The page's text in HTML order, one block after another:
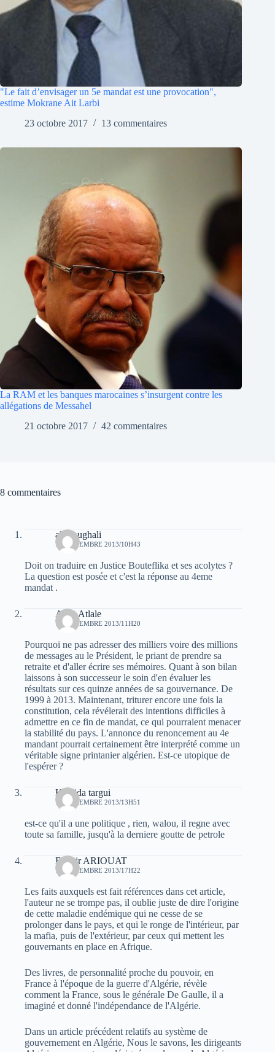
"Le fait d’envisager un 5e mandat est une provocation",
estime Mokrane Ait Larbi
23 octobre 2017
13 commentaires
La RAM et les banques marocaines s’insurgent contre les
allégations de Messahel
21 octobre 2017
42 commentaires
8 commentaires
ali Foughali
10 NOVEMBRE 2013/10H43
Doit on traduire en Justice Bouteflika et ses acolytes ?
La question est posée et c'est la réponse au 4eme
mandat .
Atala Atlale
10 NOVEMBRE 2013/11H20
Pourquoi ne pas adresser des milliers voire des millions
de messages au le Président, le priant de prendre sa
retraite et d'aller écrire ses mémoires. Quant à son bilan
laissons à son successeur le soin d'en évaluer les
résultats sur ces quinze années de sa gouvernance. De
1999 à 2013. Maintenant, triturer encore une fois la
constitution, cela révélerait des intentions difficiles à
admettre en ce fin de mandat, ce qui pourraient menacer
la stabilité du pays. L'annonce du renoncement au 4e
mandant pourrait certainement être interprété comme un
véritable signe printanier algérien. Est-ce utopique de
l'espérer ?
Khalida targui
10 NOVEMBRE 2013/13H51
est-ce qu'il a une politique , rien, walou, il regne avec
toute sa famille, jusqu'à la derniere goutte de petrole
Bachir ARIOUAT
10 NOVEMBRE 2013/17H22
Les faits auxquels est fait références dans cet article,
l'auteur ne se trompe pas, il oublie juste de dire l'origine
de cette maladie endémique qui ne cesse de se
prolonger dans le pays, et qui le ronge de l'intérieur, par
la mafia, puis de l'extérieur, par ceux qui mettent les
gouvernants en place en Afrique.
Des livres, de personnalité proche du pouvoir, en
France à l'époque de la guerre d'Algérie, révèle
comment la France, sous le générale De Gaulle, il a
imaginé et donné l'indépendance de l'Algérie.
Dans un article précédent relatifs au système de
gouvernement en Algérie, Nous le savons, les dirigeants